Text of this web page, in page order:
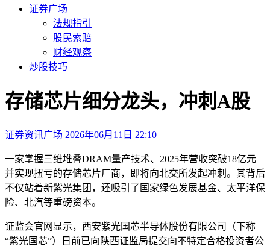
证券广场
法规指引
股民索赔
财经观察
炒股技巧
存储芯片细分龙头，冲刺A股
证券资讯广场 2026年06月11日 22:10
一家掌握三维堆叠DRAM量产技术、2025年营收突破18亿元
并实现扭亏的存储芯片厂商，即将向北交所发起冲刺。其背后
不仅站着新紫光集团，还吸引了国家绿色发展基金、太平洋保
险、北汽等重磅资本。
证监会官网显示，西安紫光国芯半导体股份有限公司（下称
“紫光国芯”）日前已向陕西证监局提交向不特定合格投资者公